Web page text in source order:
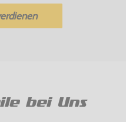
bei Uns